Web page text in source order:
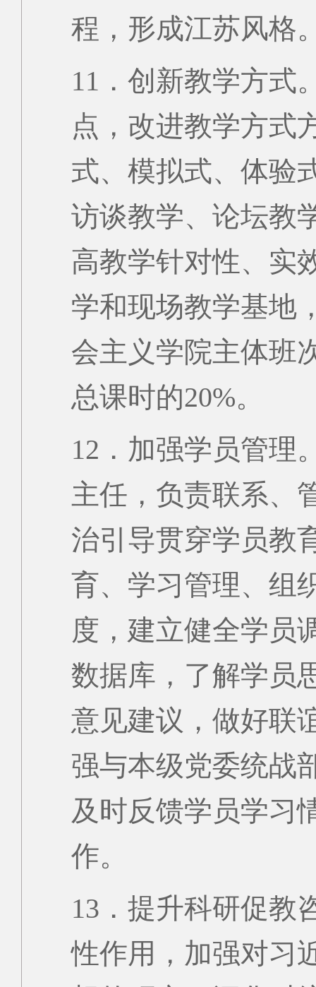
程，形成江苏风格
11．创新教学方式
点，改进教学方式
式、模拟式、体验
访谈教学、论坛教
高教学针对性、实
学和现场教学基地
会主义学院主体班
总课时的20%。
12．加强学员管理
主任，负责联系、
治引导贯穿学员教
育、学习管理、组
度，建立健全学员
数据库，了解学员
意见建议，做好联
强与本级党委统战
及时反馈学员学习
作。
13．提升科研促教
性作用，加强对习